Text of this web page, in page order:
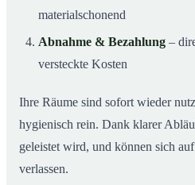
materialschonend
Abnahme & Bezahlung –
versteckte Kosten
Ihre Räume sind sofort wieder
hygienisch rein. Dank klarer
geleistet wird, und können sich auf
verlassen.